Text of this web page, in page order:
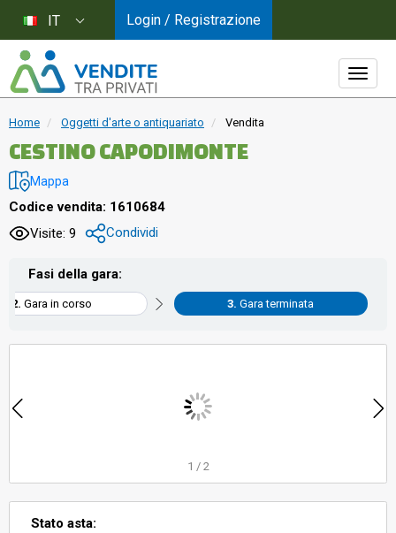
Home Oggetti d'arte o antiquariato Vendita
CESTINO CAPODIMONTE
Mappa
Codice vendita: 1610684
Visite: 9
Condividi
Fasi della gara:
Gara in corso Gara terminata
1 / 2
Stato asta:
IT Login / Registrazione